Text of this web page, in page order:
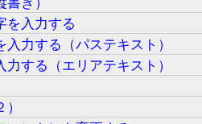
を入力する
力する（パステキスト）
する（エリアテキスト）